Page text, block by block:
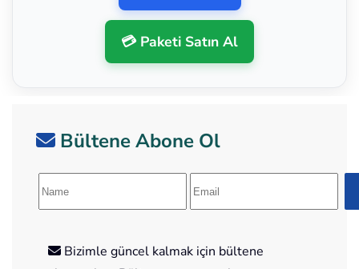
💳 Paketi Satın Al
Bültene Abone Ol
Bizimle güncel kalmak için bültene